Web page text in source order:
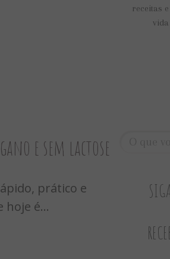
e sem lactose
prático e
hoje é...
receitas